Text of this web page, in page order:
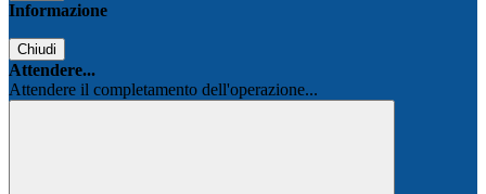
Informazione
Chiudi
Attendere...
Attendere il completamento dell'operazione...